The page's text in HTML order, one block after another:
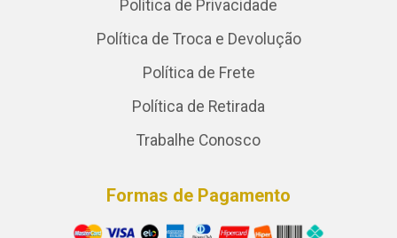
Política de Privacidade
Política de Troca e Devolução
Política de Frete
Política de Retirada
Trabalhe Conosco
Formas de Pagamento